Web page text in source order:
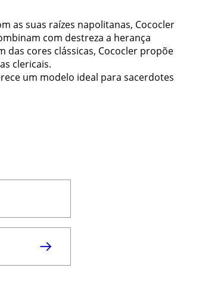
as suas raízes napolitanas, Cococler
com destreza a herança
cores clássicas, Cococler propõe
clericais.
um modelo ideal para sacerdotes